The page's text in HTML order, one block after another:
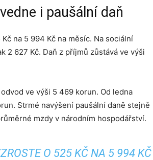
i paušální daň
na 5 994 Kč na měsíc. Na sociální
2 627 Kč. Daň z příjmů zůstává ve výši
ve výši 5 469 korun. Od ledna
Strmé navýšení paušální daně stejně
mzdy v národním hospodářství.
O 525 KČ NA 5 994 KČ